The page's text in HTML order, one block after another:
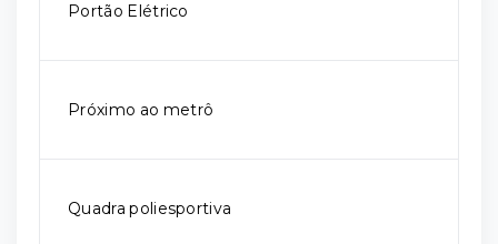
Portão Elétrico
Próximo ao metrô
Quadra poliesportiva